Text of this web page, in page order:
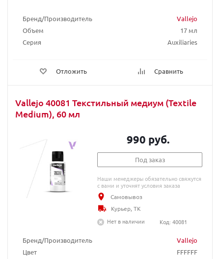
Бренд/Производитель
Vallejo
Объем
17 мл
Серия
Auxiliaries
Отложить Сравнить
Vallejo 40081 Текстильный медиум (Textile
Medium), 60 мл
Бренд/Производитель
Vallejo
Цвет
FFFFFF
990 руб.
Под заказ
Наши менеджеры обязательно свяжутся
с вами и уточнят условия заказа
Самовывоз
Курьер, ТК
Нет в наличии
Код: 40081